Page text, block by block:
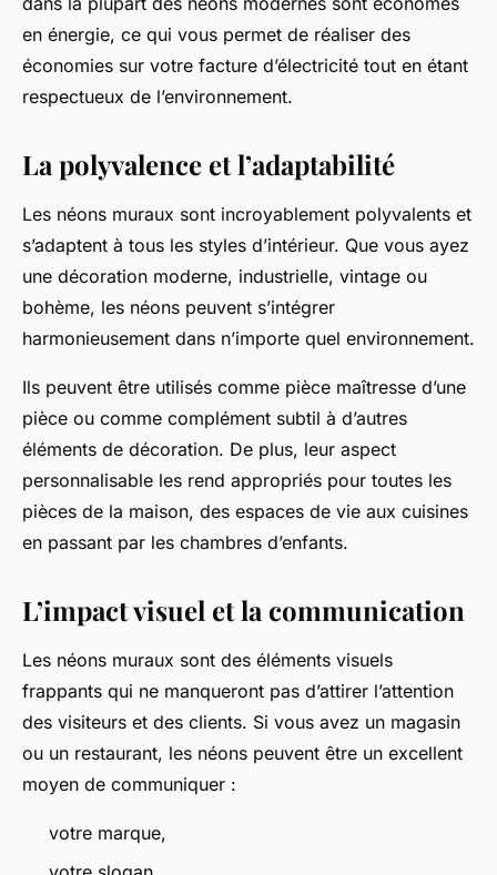
en énergie, ce qui vous permet de réaliser des
économies sur votre facture d’électricité tout en étant
respectueux de l’environnement.
La polyvalence et l’adaptabilité
Les néons muraux sont incroyablement polyvalents et
s’adaptent à tous les styles d’intérieur. Que vous ayez
une décoration moderne, industrielle, vintage ou
bohème, les néons peuvent s’intégrer
harmonieusement dans n’importe quel environnement.
Ils peuvent être utilisés comme pièce maîtresse d’une
pièce ou comme complément subtil à d’autres
éléments de décoration. De plus, leur aspect
personnalisable les rend appropriés pour toutes les
pièces de la maison, des espaces de vie aux cuisines
en passant par les chambres d’enfants.
L’impact visuel et la communication
Les néons muraux sont des éléments visuels
frappants qui ne manqueront pas d’attirer l’attention
des visiteurs et des clients. Si vous avez un magasin
ou un restaurant, les néons peuvent être un excellent
moyen de communiquer :
votre marque,